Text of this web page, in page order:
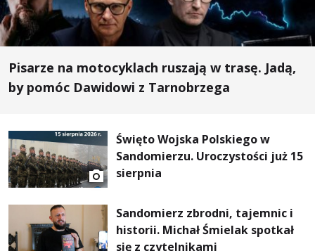
Pisarze na motocyklach ruszają w trasę. Jadą,
by pomóc Dawidowi z Tarnobrzega
Święto Wojska Polskiego w
Sandomierzu. Uroczystości już 15
sierpnia
Sandomierz zbrodni, tajemnic i
historii. Michał Śmielak spotkał
się z czytelnikami